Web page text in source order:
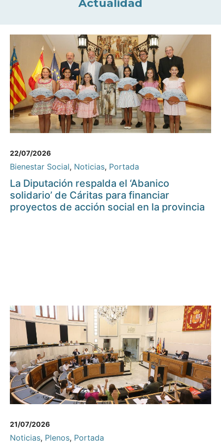
Actualidad
22/07/2026
Bienestar Social, Noticias, Portada
La Diputación respalda el ‘Abanico
solidario’ de Cáritas para financiar
proyectos de acción social en la provincia
21/07/2026
Noticias, Plenos, Portada